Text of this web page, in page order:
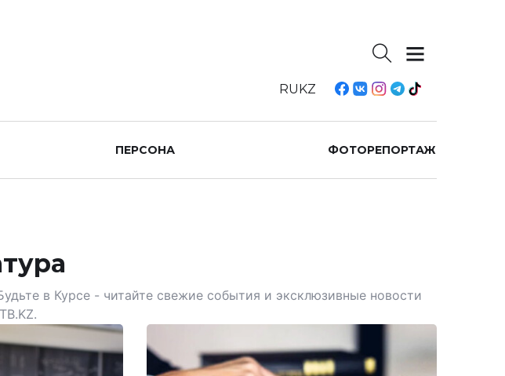
RUKZ
ПЕРСОНА ФОТОРЕПОРТАЖ
в Курсе - читайте свежие события и эксклюзивные новости